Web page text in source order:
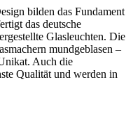
bilden das Fundament
das deutsche
Glasleuchten. Die
mundgeblasen –
Auch die
Qualität und werden in